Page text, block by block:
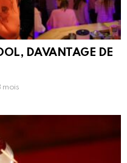
DAVANTAGE DE
mois